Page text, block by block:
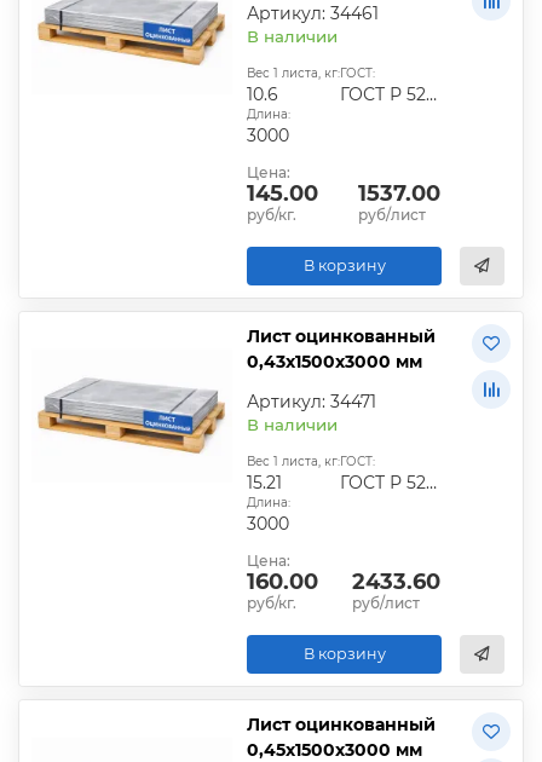
Артикул: 34461
В наличии
Вес 1 листа, кг:
10.6
ГОСТ:
ГОСТ Р 52246-2016
Длина:
3000
Цена:
145.00
руб/кг.
1537.00
руб/лист
В корзину
Лист оцинкованный
0,43х1500х3000 мм
Артикул: 34471
В наличии
Вес 1 листа, кг:
15.21
ГОСТ:
ГОСТ Р 52246-2016
Длина:
3000
Цена:
160.00
руб/кг.
2433.60
руб/лист
В корзину
Лист оцинкованный
0,45х1500х3000 мм